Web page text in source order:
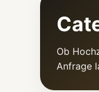
Ob
Anfrage